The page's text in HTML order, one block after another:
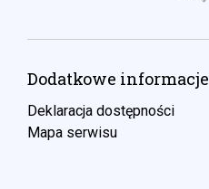
Dodatkowe informacje
Deklaracja dostępności
Mapa serwisu